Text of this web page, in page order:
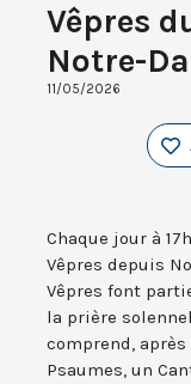
Vêpres
Notre-
11/05/2026
Chaque jour à
Vêpres depuis
Vêpres font
la prière
comprend,
Psaumes, un